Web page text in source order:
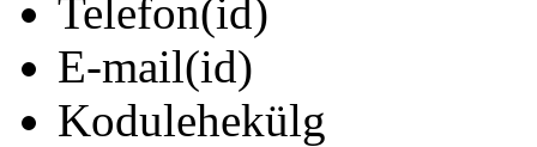
Telefon(id)
E-mail(id)
Kodulehekülg